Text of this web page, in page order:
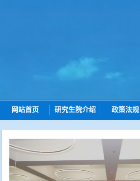
网站首页 研究生院介绍
研究生院简介
机构设置
岗位职责
政策法规